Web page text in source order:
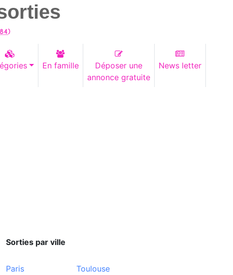
84)
En famille
Déposer une
annonce gratuite
News letter
Sorties par ville
Paris
Toulouse